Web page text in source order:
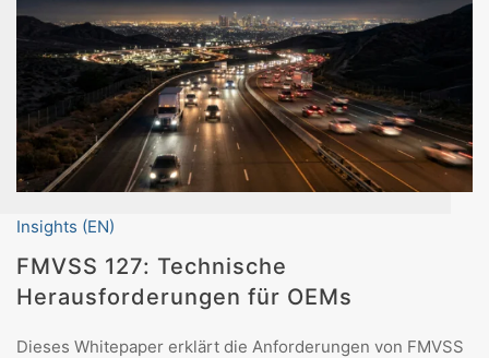
Insights (EN)
FMVSS 127: Technische
Herausforderungen für OEMs
Dieses Whitepaper erklärt die Anforderungen von FMVSS